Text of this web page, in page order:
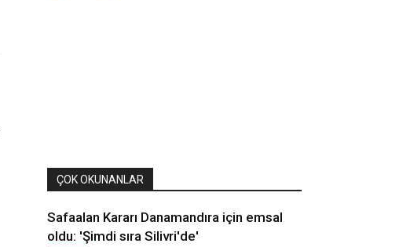
ÇOK OKUNANLAR
Safaalan Kararı Danamandıra için emsal
oldu: 'Şimdi sıra Silivri'de'